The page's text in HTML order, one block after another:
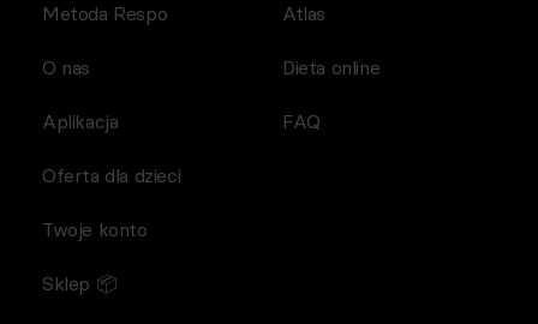
Metoda Respo
O nas
Aplikacja
Atlas
Dieta online
FAQ
Oferta dla dzieci
Twoje konto
Sklep 📦